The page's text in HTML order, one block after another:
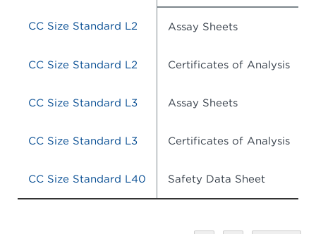
CC Size Standard L2 Assay Sheets
CC Size Standard L2 Certificates of Analysis
CC Size Standard L3 Assay Sheets
CC Size Standard L3 Certificates of Analysis
CC Size Standard L40 Safety Data Sheet